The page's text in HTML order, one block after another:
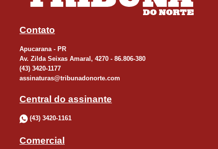
Contato
Apucarana - PR
Av. Zilda Seixas Amaral, 4270 - 86.806-380
(43) 3420-1177
assinaturas@tribunadonorte.com
Central do assinante
(43) 3420-1161
Comercial